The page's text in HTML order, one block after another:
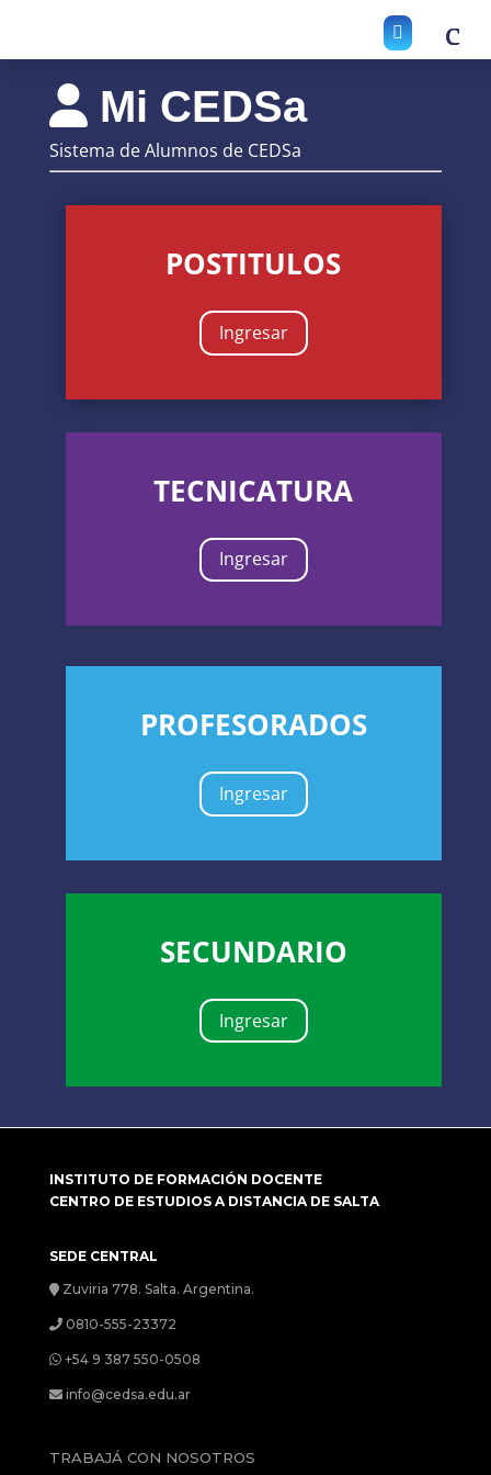

Mi CEDSa
Sistema de Alumnos de CEDSa
POSTITULOS
Ingresar
TECNICATURA
Ingresar
PROFESORADOS
Ingresar
SECUNDARIO
Ingresar
INSTITUTO DE FORMACIÓN DOCENTE
CENTRO DE ESTUDIOS A DISTANCIA DE SALTA
SEDE CENTRAL
Zuviria 778. Salta. Argentina.
0810-555-23372
+54 9 387 550-0508
info@cedsa.edu.ar
TRABAJÁ CON NOSOTROS